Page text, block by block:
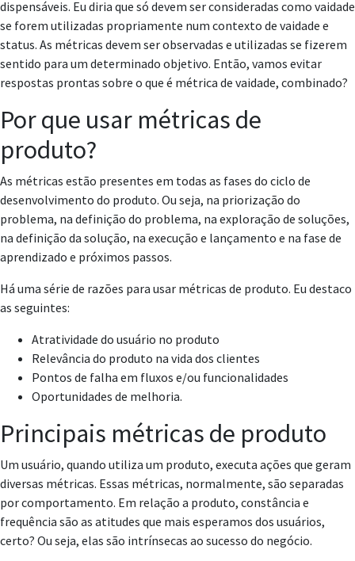
dispensáveis. Eu diria que só devem ser consideradas como vaidade
se forem utilizadas propriamente num contexto de vaidade e
status. As métricas devem ser observadas e utilizadas se fizerem
sentido para um determinado objetivo. Então, vamos evitar
respostas prontas sobre o que é métrica de vaidade, combinado?
Por que usar métricas de
produto?
As métricas estão presentes em todas as fases do ciclo de
desenvolvimento do produto. Ou seja, na priorização do
problema, na definição do problema, na exploração de soluções,
na definição da solução, na execução e lançamento e na fase de
aprendizado e próximos passos.
Há uma série de razões para usar métricas de produto. Eu destaco
as seguintes:
Atratividade do usuário no produto
Relevância do produto na vida dos clientes
Pontos de falha em fluxos e/ou funcionalidades
Oportunidades de melhoria.
Principais métricas de produto
Um usuário, quando utiliza um produto, executa ações que geram
diversas métricas. Essas métricas, normalmente, são separadas
por comportamento. Em relação a produto, constância e
frequência são as atitudes que mais esperamos dos usuários,
certo? Ou seja, elas são intrínsecas ao sucesso do negócio.